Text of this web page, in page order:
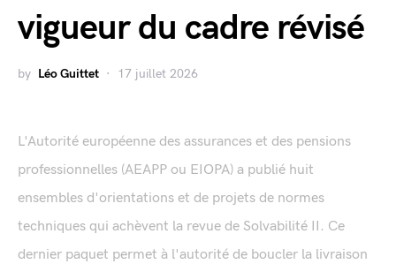
vigueur du cadre révisé
by Léo Guittet 17 juillet 2026
L'Autorité européenne des assurances et des pensions
professionnelles (AEAPP ou EIOPA) a publié huit
ensembles d'orientations et de projets de normes
techniques qui achèvent la revue de Solvabilité II. Ce
dernier paquet permet à l'autorité de boucler la livraison